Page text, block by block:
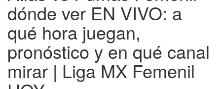
dónde ver EN VIVO: a
qué hora juegan,
pronóstico y en qué canal
mirar | Liga MX Femenil